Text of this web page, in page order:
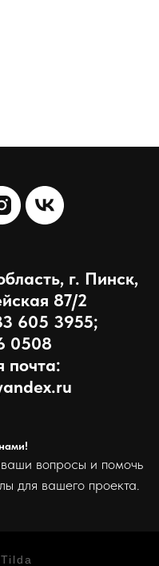
г. Пинск,
87/2
605 3955;
0508
почта:
вопросы и помочь
для вашего проекта.
Tilda